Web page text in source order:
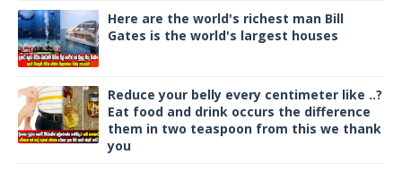
Here are the world's richest man Bill
Gates is the world's largest houses
Reduce your belly every centimeter like ..?
Eat food and drink occurs the difference
them in two teaspoon from this we thank
you